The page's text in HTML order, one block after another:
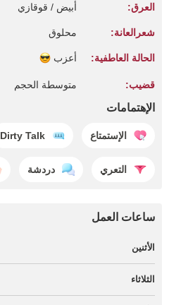
العرق: أبيض / قوقازي
شعرالعانة: محلوق
الحالة العاطفية: أعزب
قضيب: متوسطة الحجم
الإهتمامات
الإستمتاع Dirty Talk
التعري دردشة
ساعات العمل
الأثنين
الثلاثاء